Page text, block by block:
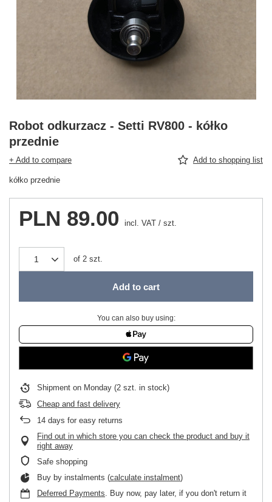
Robot odkurzacz - Setti RV800 - kółko
przednie
+ Add to compare Add to shopping list
kółko przednie
PLN 89.00 incl. VAT / szt.
of 2 szt.
Add to cart
You can also buy using:
Shipment on Monday (2 szt. in stock)
Cheap and fast delivery
14 days for easy returns
Find out in which store you can check the product and buy it
right away
Safe shopping
Buy by instalments (calculate instalment)
Deferred Payments. Buy now, pay later, if you don't return it